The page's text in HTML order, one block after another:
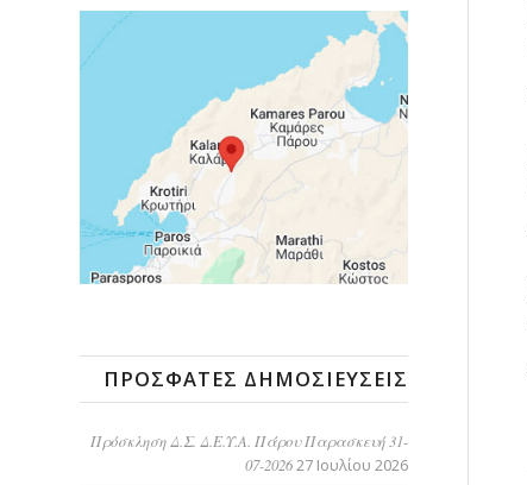
ΠΡΌΣΦΑΤΕΣ ΔΗΜΟΣΙΕΎΣΕΙΣ
Πρόσκληση Δ.Σ. Δ.Ε.Υ.Α. Πάρου Παρασκευή 31-
07-202627 Ιουλίου 2026